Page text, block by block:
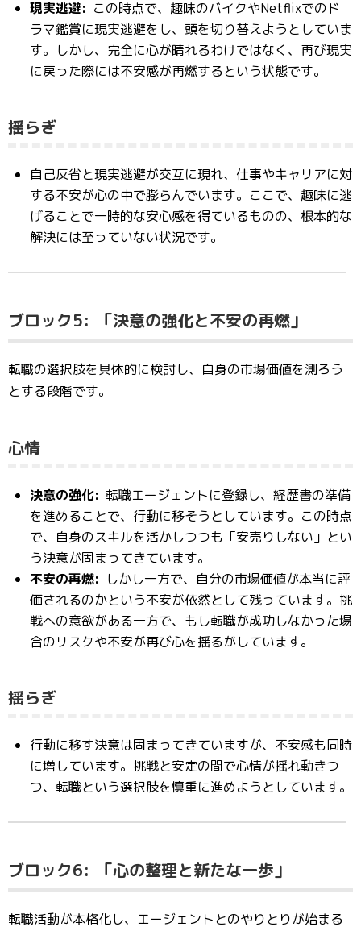
現実逃避: この時点で、趣味のバイクやNetflixでのド
ラマ鑑賞に現実逃避をし、頭を切り替えようとしていま
す。しかし、完全に心が晴れるわけではなく、再び現実
に戻った際には不安感が再燃するという状態です。
揺らぎ
自己反省と現実逃避が交互に現れ、仕事やキャリアに対
する不安が心の中で膨らんでいます。ここで、趣味に逃
げることで一時的な安心感を得ているものの、根本的な
解決には至っていない状況です。
ブロック5: 「決意の強化と不安の再燃」
転職の選択肢を具体的に検討し、自身の市場価値を測ろう
とする段階です。
心情
決意の強化: 転職エージェントに登録し、経歴書の準備
を進めることで、行動に移そうとしています。この時点
で、自身のスキルを活かしつつも「安売りしない」とい
う決意が固まってきています。
不安の再燃: しかし一方で、自分の市場価値が本当に評
価されるのかという不安が依然として残っています。挑
戦への意欲がある一方で、もし転職が成功しなかった場
合のリスクや不安が再び心を揺るがしています。
揺らぎ
行動に移す決意は固まってきていますが、不安感も同時
に増しています。挑戦と安定の間で心情が揺れ動きつ
つ、転職という選択肢を慎重に進めようとしています。
ブロック6: 「心の整理と新たな一歩」
転職活動が本格化し、エージェントとのやりとりが始まる